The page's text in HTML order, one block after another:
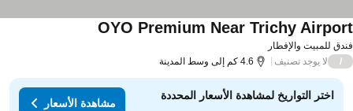
للمبيت والإفطار
OYO Premium Near Trichyمشاهدة الأسعار
لا يوجد تصنيف 4.6 كم إلى وسط المدينة
اختر التواريخ لمشاهدة الأسعار المحددة
مشاهدة الأسعار